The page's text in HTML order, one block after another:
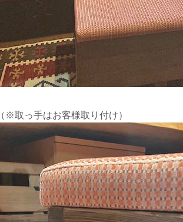
（※取っ手はお客様取り付け）